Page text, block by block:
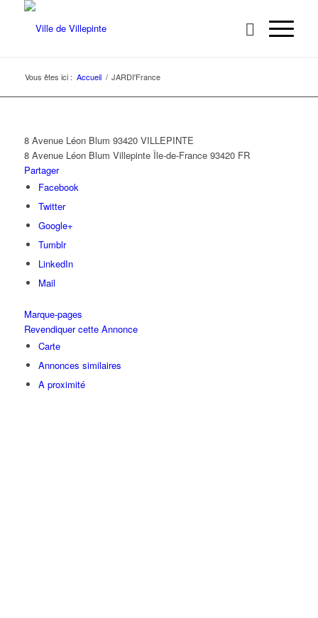
Vous êtes ici : Accueil / JARDI'France
8 Avenue Léon Blum 93420 VILLEPINTE
8 Avenue Léon Blum Villepinte Île-de-France 93420 FR
Partager
Facebook
Twitter
Google+
Tumblr
LinkedIn
Mail
Marque-pages
Revendiquer cette Annonce
Carte
Annonces similaires
A proximité